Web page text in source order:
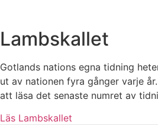
Lambskallet
Gotlands nations egna tidning
ut av nationen fyra gånger varje
att läsa det senaste numret av
Läs Lambskallet